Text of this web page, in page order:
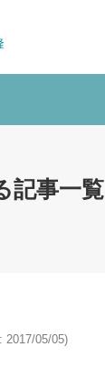
記事一覧
2017/05/05)